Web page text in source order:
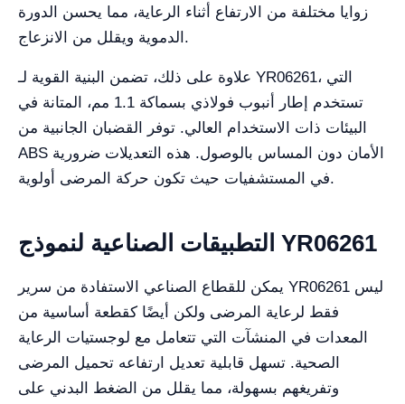
زوايا مختلفة من الارتفاع أثناء الرعاية، مما يحسن الدورة
الدموية ويقلل من الانزعاج.
علاوة على ذلك، تضمن البنية القوية لـ YR06261، التي
تستخدم إطار أنبوب فولاذي بسماكة 1.1 مم، المتانة في
البيئات ذات الاستخدام العالي. توفر القضبان الجانبية من
ABS الأمان دون المساس بالوصول. هذه التعديلات ضرورية
في المستشفيات حيث تكون حركة المرضى أولوية.
التطبيقات الصناعية لنموذج YR06261
يمكن للقطاع الصناعي الاستفادة من سرير YR06261 ليس
فقط لرعاية المرضى ولكن أيضًا كقطعة أساسية من
المعدات في المنشآت التي تتعامل مع لوجستيات الرعاية
الصحية. تسهل قابلية تعديل ارتفاعه تحميل المرضى
وتفريغهم بسهولة، مما يقلل من الضغط البدني على